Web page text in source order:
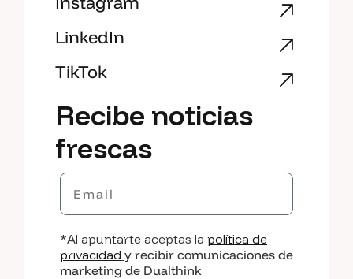
LinkedIn
TikTok
Recibe noticias
frescas
Email
*Al apuntarte aceptas la política de
privacidad y recibir comunicaciones de
marketing de Dualthink